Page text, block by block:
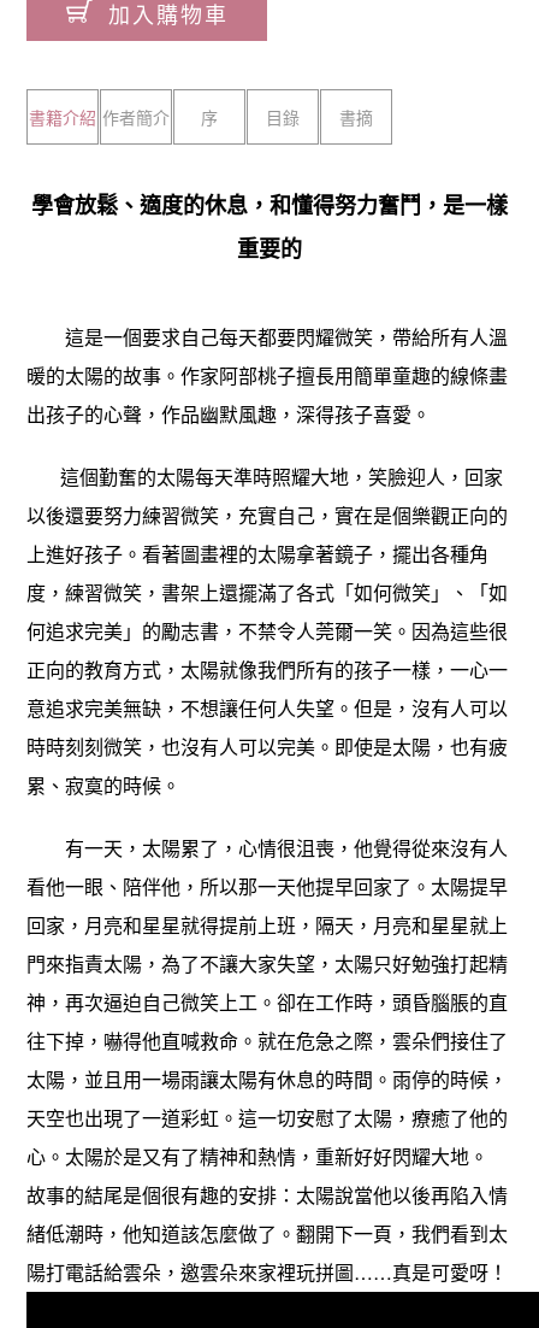
加入購物車
書籍介紹 作者簡介 序 目錄 書摘
學會放鬆、適度的休息，和懂得努力奮鬥，是一樣
重要的
這是一個要求自己每天都要閃耀微笑，帶給所有人溫
暖的太陽的故事。作家阿部桃子擅長用簡單童趣的線條畫
出孩子的心聲，作品幽默風趣，深得孩子喜愛。
這個勤奮的太陽每天準時照耀大地，笑臉迎人，回家
以後還要努力練習微笑，充實自己，實在是個樂觀正向的
上進好孩子。看著圖畫裡的太陽拿著鏡子，擺出各種角
度，練習微笑，書架上還擺滿了各式「如何微笑」、「如
何追求完美」的勵志書，不禁令人莞爾一笑。因為這些很
正向的教育方式，太陽就像我們所有的孩子一樣，一心一
意追求完美無缺，不想讓任何人失望。但是，沒有人可以
時時刻刻微笑，也沒有人可以完美。即使是太陽，也有疲
累、寂寞的時候。
有一天，太陽累了，心情很沮喪，他覺得從來沒有人
看他一眼、陪伴他，所以那一天他提早回家了。太陽提早
回家，月亮和星星就得提前上班，隔天，月亮和星星就上
門來指責太陽，為了不讓大家失望，太陽只好勉強打起精
神，再次逼迫自己微笑上工。卻在工作時，頭昏腦脹的直
往下掉，嚇得他直喊救命。就在危急之際，雲朵們接住了
太陽，並且用一場雨讓太陽有休息的時間。雨停的時候，
天空也出現了一道彩虹。這一切安慰了太陽，療癒了他的
心。太陽於是又有了精神和熱情，重新好好閃耀大地。
故事的結尾是個很有趣的安排：太陽說當他以後再陷入情
緒低潮時，他知道該怎麼做了。翻開下一頁，我們看到太
陽打電話給雲朵，邀雲朵來家裡玩拼圖……真是可愛呀！